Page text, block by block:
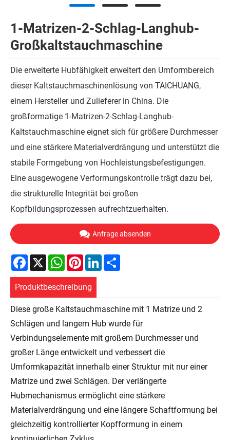
1-Matrizen-2-Schlag-Langhub-
Großkaltstauchmaschine
Die erweiterte Hubfähigkeit erweitert den Umformbereich
dieser Kaltstauchmaschinenlösung von TAICHUANG,
einem Hersteller und Zulieferer in China. Die
großformatige 1-Matrizen-2-Schlag-Langhub-
Kaltstauchmaschine eignet sich für größere Durchmesser
und eine stärkere Materialverdrängung und unterstützt die
stabile Formgebung von Hochleistungsbefestigungen.
Eine ausgewogene Verformungskontrolle trägt dazu bei,
die strukturelle Integrität bei großen
Kopfbildungsprozessen aufrechtzuerhalten.
Anfrage absenden
Facebook
X WhatsApp
PinterestLinkedIn
Produktbeschreibung
Diese große Kaltstauchmaschine mit 1 Matrize und 2
Schlägen und langem Hub wurde für
Verbindungselemente mit großem Durchmesser und
großer Länge entwickelt und verbessert die
Umformkapazität innerhalb einer Struktur mit nur einer
Matrize und zwei Schlägen. Der verlängerte
Hubmechanismus ermöglicht eine stärkere
Materialverdrängung und eine längere Schaftformung bei
gleichzeitig kontrollierter Kopfformung in einem